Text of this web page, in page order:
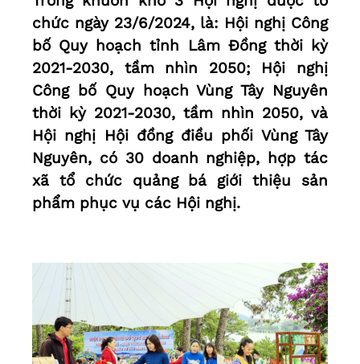
chức ngày 23/6/2024, là: Hội nghị Công
bố Quy hoạch tỉnh Lâm Đồng thời kỳ
2021-2030, tầm nhìn 2050; Hội nghị
Công bố Quy hoạch Vùng Tây Nguyên
thời kỳ 2021-2030, tầm nhìn 2050, và
Hội nghị Hội đồng điều phối Vùng Tây
Nguyên, có 30 doanh nghiệp, hợp tác
xã tổ chức quảng bá giới thiệu sản
phẩm phục vụ các Hội nghị.